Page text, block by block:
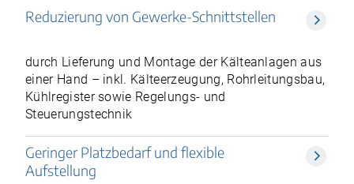
Reduzierung von Gewerke-Schnittstellen
durch Lieferung und Montage der Kälteanlagen aus
einer Hand – inkl. Kälteerzeugung, Rohrleitungsbau,
Kühlregister sowie Regelungs- und
Steuerungstechnik
Geringer Platzbedarf und flexible
Aufstellung